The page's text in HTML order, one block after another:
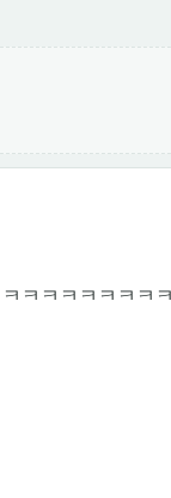
ㅋㅋㅋㅋㅋㅋ